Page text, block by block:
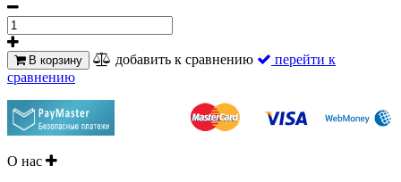
В корзину добавить к сравнению
перейти к
сравнению
О нас